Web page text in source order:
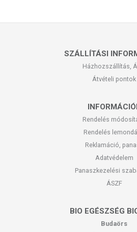
SZÁLLÍTÁSI
Házhozszállítás,
Átvételi pontok
Rendelés
Rendelés
Reklamáció,
Adatvédelem
Panaszkezelési
ÁSZF
BIO EGÉSZSÉG
Budaörs